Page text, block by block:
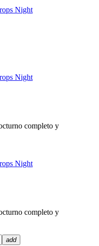
completo y
completo y
add